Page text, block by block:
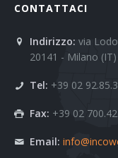
CONTATTACI
Indirizzo: via
20141 - Milano (IT)
Tel: +39 02
Fax: +39 02
Email: